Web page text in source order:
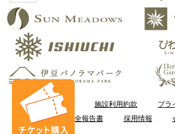
ご利用案内 施設利用約款
プラ
安全報告書
採用情報